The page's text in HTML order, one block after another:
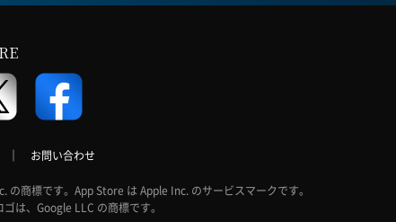
｜ お問い合わせ
商標です。App Store は Apple Inc. のサービスマークです。
は、Google LLC の商標です。